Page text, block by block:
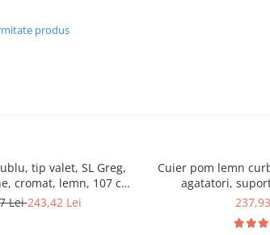
produs
tip valet, SL Greg,
cromat, lemn, 107 cm,
wenge
Lei243,42 Lei
Cuier pom lemn
agatatori,